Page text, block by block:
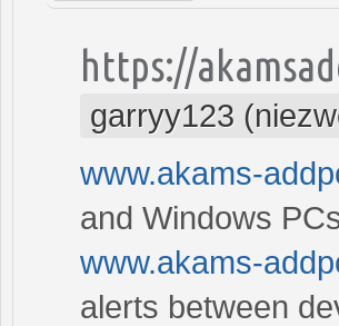
https://
garryy123
www.akams-
and Windows
www.akams-
alerts between